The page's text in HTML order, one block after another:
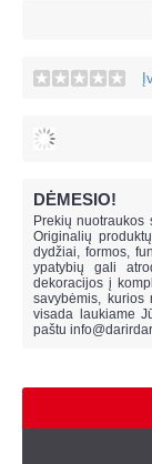
DĖMESIO!
Prekių nuotraukos
Originalių
dydžiai, formos,
ypatybių gali
dekoracijos į
savybėmis, kurios
visada laukiame
paštu